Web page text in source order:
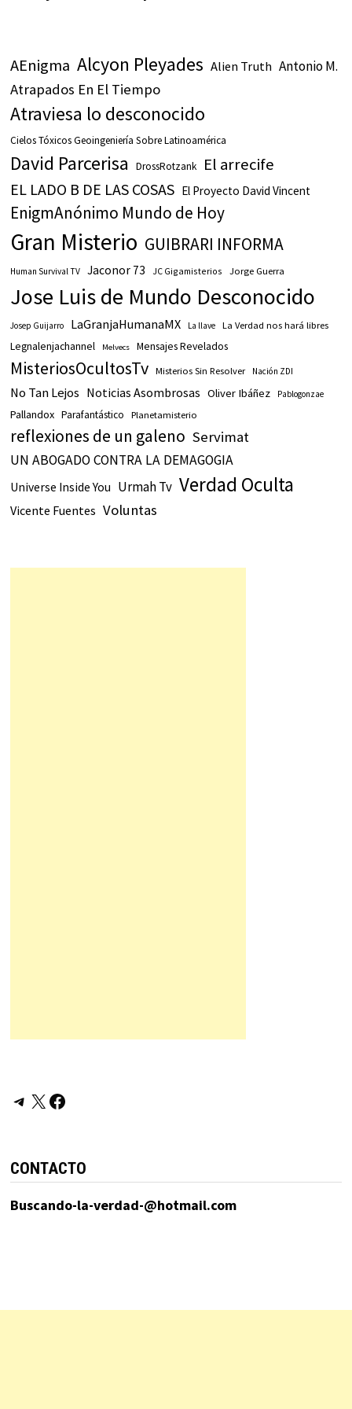
AEnigma Alcyon Pleyades Alien Truth Antonio M.
Atrapados En El Tiempo
Atraviesa lo desconocido
Cielos Tóxicos Geoingeniería Sobre Latinoamérica
David Parcerisa DrossRotzank El arrecife
EL LADO B DE LAS COSAS El Proyecto David Vincent
EnigmAnónimo Mundo de Hoy
Gran Misterio GUIBRARI INFORMA
Human Survival TV Jaconor 73 JC Gigamisterios Jorge Guerra
Jose Luis de Mundo Desconocido
Josep Guijarro LaGranjaHumanaMX La llave La Verdad nos hará libres
Legnalenjachannel Melvecs Mensajes Revelados
MisteriosOcultosTv Misterios Sin Resolver Nación ZDI
No Tan Lejos Noticias Asombrosas Oliver Ibáñez Pablogonzae
Pallandox Parafantástico Planetamisterio
reflexiones de un galeno Servimat
UN ABOGADO CONTRA LA DEMAGOGIA
Universe Inside You Urmah Tv Verdad Oculta
Vicente Fuentes Voluntas
Telegram
X Facebook
CONTACTO
Buscando-la-verdad-@hotmail.com